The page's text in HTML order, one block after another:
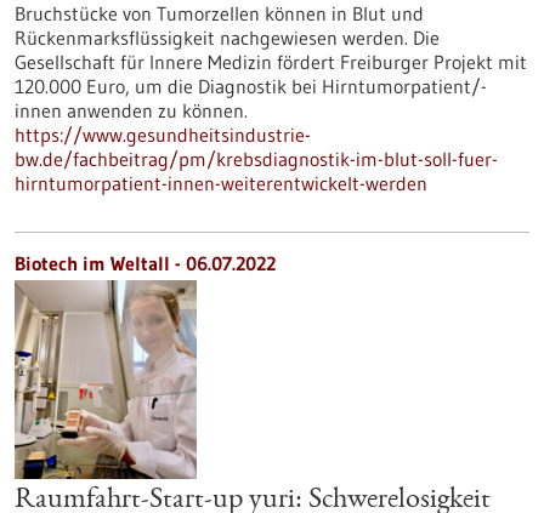
Bruchstücke von Tumorzellen können in Blut und
Rückenmarksflüssigkeit nachgewiesen werden. Die
Gesellschaft für Innere Medizin fördert Freiburger Projekt mit
120.000 Euro, um die Diagnostik bei Hirntumorpatient/-
innen anwenden zu können.
https://www.gesundheitsindustrie-
bw.de/fachbeitrag/pm/krebsdiagnostik-im-blut-soll-fuer-
hirntumorpatient-innen-weiterentwickelt-werden
Biotech im Weltall - 06.07.2022
Raumfahrt-Start-up yuri: Schwerelosigkeit